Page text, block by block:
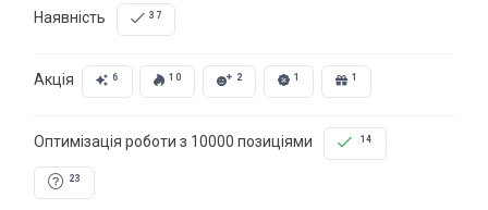
Наявність 37
Акцiя 6 10 2 1 1
Оптимізація роботи з 10000 позиціями 14
23